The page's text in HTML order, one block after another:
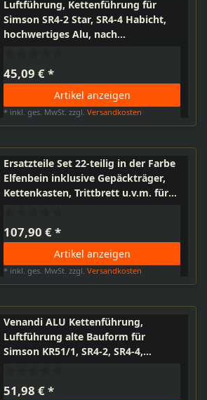
Luftführung, Kettenführung für
Simson SR4-2 Star, SR4-4 Habicht,
hochwertiges Alu, nach
45,09 € *
Artikel anzeigen
* inkl. ges. MwSt. zzgl.Versandkosten
Ersatzteile Set 22-teilig in der Farbe
Elfenbein inklusive Gepäckträger,
Kettenkasten, Trittbrett u.v.m. für
107,90 € *
Artikel anzeigen
* inkl. ges. MwSt. zzgl.Versandkosten
Venandi ALU Kettenführung,
Luftführung alte Bauform für
Simson KR51/1, SR4-2, SR4-4,
51,98 € *